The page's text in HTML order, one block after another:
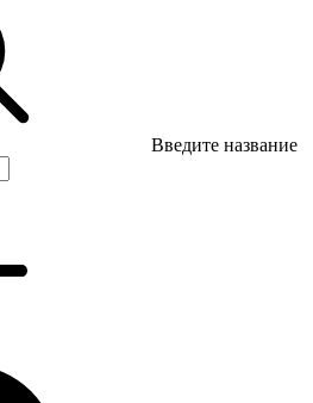
Введите название